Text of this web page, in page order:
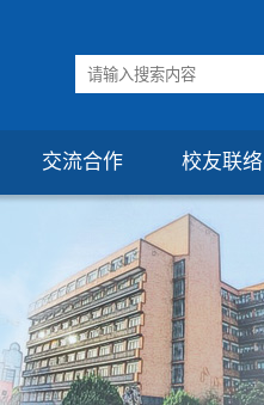
交流合作 校友联络